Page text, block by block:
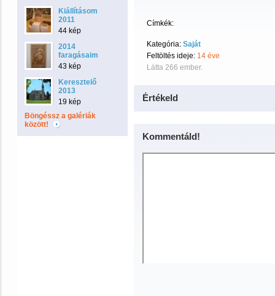
Kiállításom
2011
44 kép
2014
faragásaim
43 kép
Keresztelő
2013
19 kép
Böngéssz a galériák
között!
Címkék:
Kategória: Saját
Feltöltés ideje: 14 éve
Látta 266 ember.
Értékeld
Kommentáld!